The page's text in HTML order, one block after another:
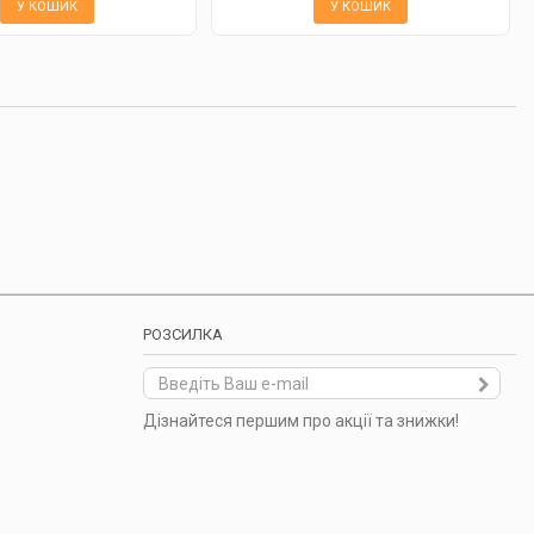
У КОШИК У КОШИК
РОЗСИЛКА
Дізнайтеся першим про акції та знижки!